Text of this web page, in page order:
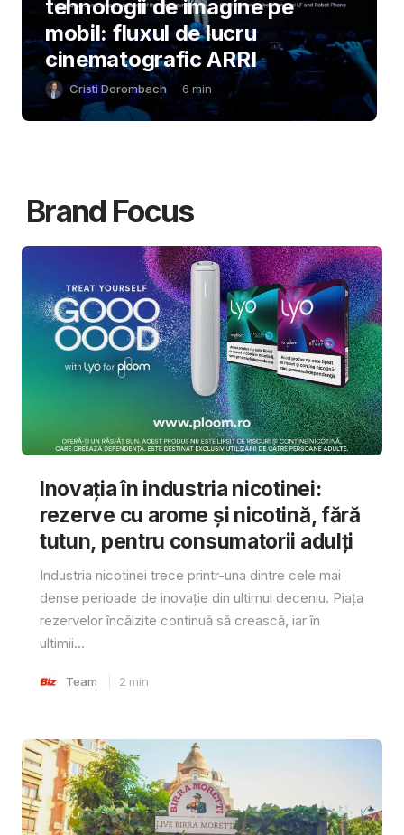
tehnologii de imagine pe
mobil: fluxul de lucru
cinematografic ARRI
Cristi Dorombach 6 min
Brand Focus
Inovația în industria nicotinei:
rezerve cu arome și nicotină, fără
tutun, pentru consumatorii adulți
Industria nicotinei trece printr-una dintre cele mai
dense perioade de inovație din ultimul deceniu. Piața
rezervelor încălzite continuă să crească, iar în
ultimii...
Team 2 min